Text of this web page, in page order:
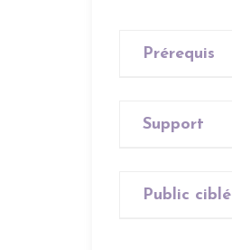
Prérequis
Support
Public ciblé